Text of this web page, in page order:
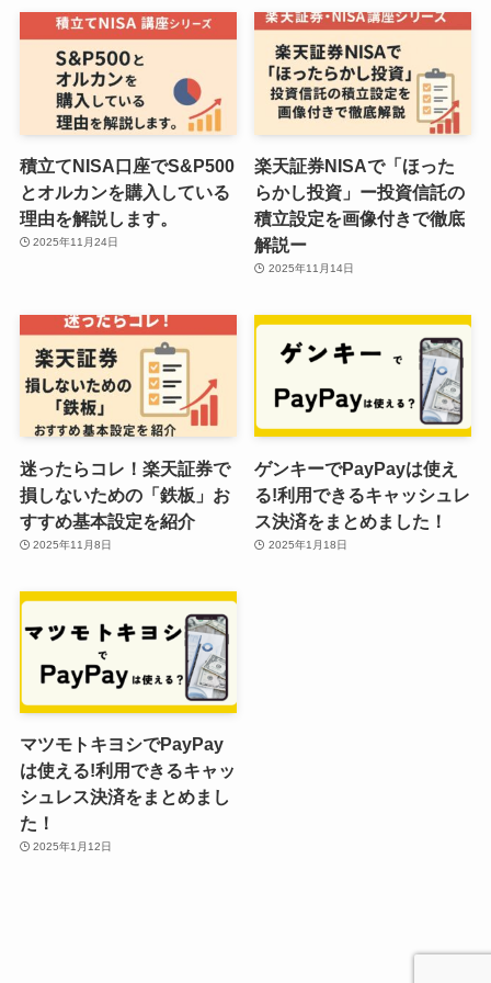
積立てNISA口座でS&P500
とオルカンを購入している
理由を解説します。
2025年11月24日
楽天証券NISAで「ほった
らかし投資」ー投資信託の
積立設定を画像付きで徹底
解説ー
2025年11月14日
迷ったらコレ！楽天証券で
損しないための「鉄板」お
すすめ基本設定を紹介
2025年11月8日
ゲンキーでPayPayは使え
る!利用できるキャッシュレ
ス決済をまとめました！
2025年1月18日
マツモトキヨシでPayPay
は使える!利用できるキャッ
シュレス決済をまとめまし
た！
2025年1月12日